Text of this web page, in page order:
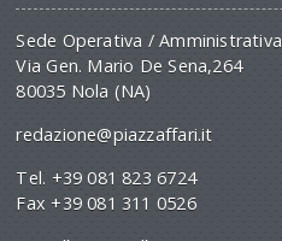
Sede Operativa / Amministrativa
Via Gen. Mario De Sena,264
80035 Nola (NA)
redazione@piazzaffari.it
Tel. +39 081 823 6724
Fax +39 081 311 0526